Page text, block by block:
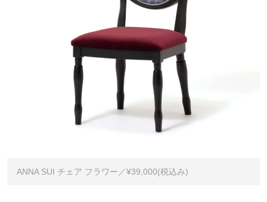
ANNA SUI チェア フラワー／¥39,000(税込み)